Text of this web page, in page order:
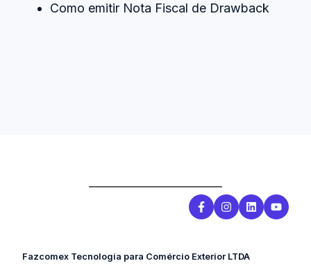
Como emitir Nota Fiscal de Drawback
Fazcomex Tecnologia para Comércio Exterior LTDA